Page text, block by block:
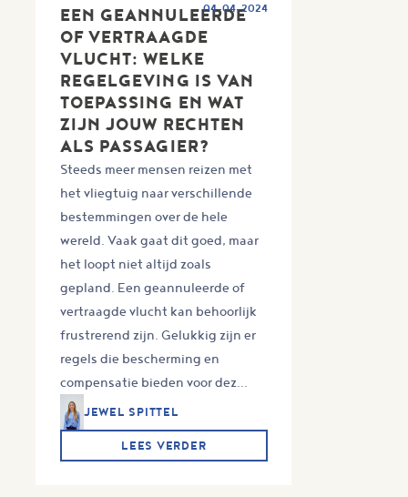
EEN GEANNULEERDE
OF VERTRAAGDE
VLUCHT: WELKE
REGELGEVING IS VAN
TOEPASSING EN WAT
ZIJN JOUW RECHTEN
ALS PASSAGIER?
04-04-2024
Steeds meer mensen reizen met
het vliegtuig naar verschillende
bestemmingen over de hele
wereld. Vaak gaat dit goed, maar
het loopt niet altijd zoals
gepland. Een geannuleerde of
vertraagde vlucht kan behoorlijk
frustrerend zijn. Gelukkig zijn er
regels die bescherming en
compensatie bieden voor dez...
JEWEL SPITTEL
LEES VERDER